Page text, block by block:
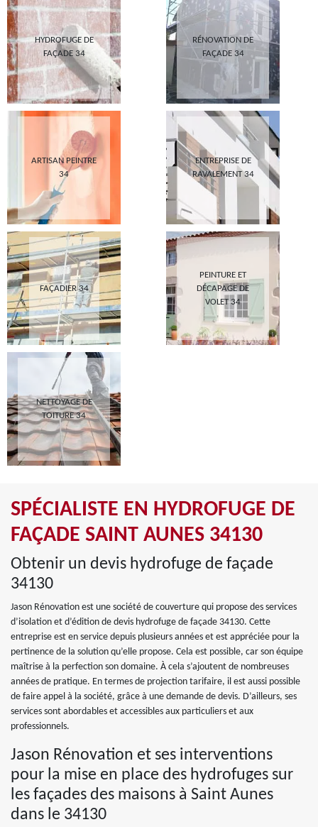
HYDROFUGE DE
FAÇADE 34
RÉNOVATION DE
FAÇADE 34
ARTISAN PEINTRE
34
ENTREPRISE DE
RAVALEMENT 34
FAÇADIER 34
PEINTURE ET
DÉCAPAGE DE
VOLET 34
NETTOYAGE DE
TOITURE 34
SPÉCIALISTE EN HYDROFUGE DE
FAÇADE SAINT AUNES 34130
Obtenir un devis hydrofuge de façade
34130
Jason Rénovation est une société de couverture qui propose des services
d’isolation et d’édition de devis hydrofuge de façade 34130. Cette
entreprise est en service depuis plusieurs années et est appréciée pour la
pertinence de la solution qu’elle propose. Cela est possible, car son équipe
maîtrise à la perfection son domaine. À cela s’ajoutent de nombreuses
années de pratique. En termes de projection tarifaire, il est aussi possible
de faire appel à la société, grâce à une demande de devis. D’ailleurs, ses
services sont abordables et accessibles aux particuliers et aux
professionnels.
Jason Rénovation et ses interventions
pour la mise en place des hydrofuges sur
les façades des maisons à Saint Aunes
dans le 34130